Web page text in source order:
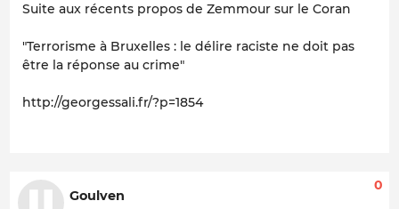
Suite aux récents propos de Zemmour sur le Coran
"Terrorisme à Bruxelles : le délire raciste ne doit pas
être la réponse au crime"
http://georgessali.fr/?p=1854
Goulven
0